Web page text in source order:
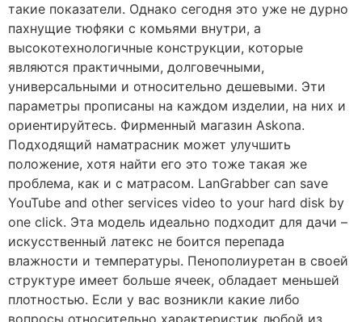
такие показатели. Однако сегодня это уже не дурно
пахнущие тюфяки с комьями внутри, а
высокотехнологичные конструкции, которые
являются практичными, долговечными,
универсальными и относительно дешевыми. Эти
параметры прописаны на каждом изделии, на них и
ориентируйтесь. Фирменный магазин Askona.
Подходящий наматрасник может улучшить
положение, хотя найти его это тоже такая же
проблема, как и с матрасом. LanGrabber can save
YouTube and other services video to your hard disk by
one click. Эта модель идеально подходит для дачи –
искусственный латекс не боится перепада
влажности и температуры. Пенополиуретан в своей
структуре имеет больше ячеек, обладает меньшей
плотностью. Если у вас возникли какие либо